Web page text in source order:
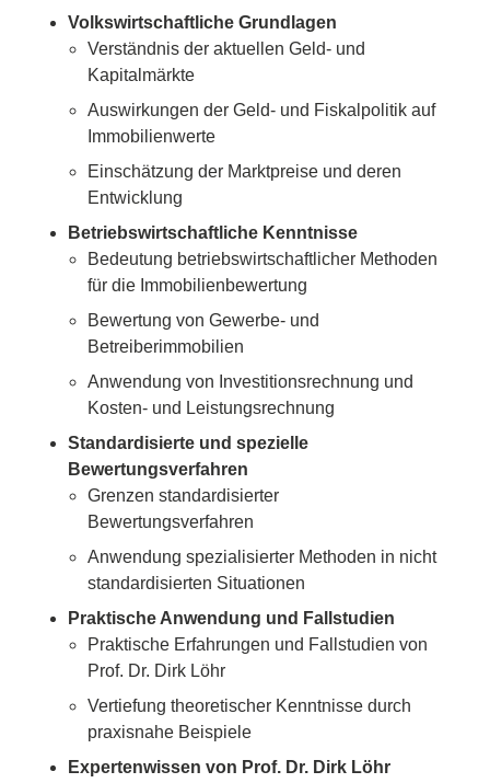
Volkswirtschaftliche Grundlagen
Verständnis der aktuellen Geld- und
Kapitalmärkte
Auswirkungen der Geld- und Fiskalpolitik auf
Immobilienwerte
Einschätzung der Marktpreise und deren
Entwicklung
Betriebswirtschaftliche Kenntnisse
Bedeutung betriebswirtschaftlicher Methoden
für die Immobilienbewertung
Bewertung von Gewerbe- und
Betreiberimmobilien
Anwendung von Investitionsrechnung und
Kosten- und Leistungsrechnung
Standardisierte und spezielle
Bewertungsverfahren
Grenzen standardisierter
Bewertungsverfahren
Anwendung spezialisierter Methoden in nicht
standardisierten Situationen
Praktische Anwendung und Fallstudien
Praktische Erfahrungen und Fallstudien von
Prof. Dr. Dirk Löhr
Vertiefung theoretischer Kenntnisse durch
praxisnahe Beispiele
Expertenwissen von Prof. Dr. Dirk Löhr